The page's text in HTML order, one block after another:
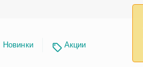
Новинки Акции